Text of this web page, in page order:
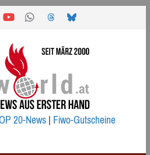
20-News|Fiwo-Gutscheine